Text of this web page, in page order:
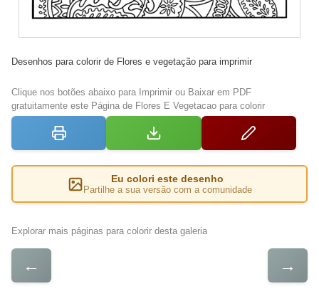
Desenhos para colorir de Flores e vegetação para imprimir
Clique nos botões abaixo para Imprimir ou Baixar em PDF
gratuitamente este Página de Flores E Vegetacao para colorir
Eu colori este desenho
Partilhe a sua versão com a comunidade
Explorar mais páginas para colorir desta galeria
← →